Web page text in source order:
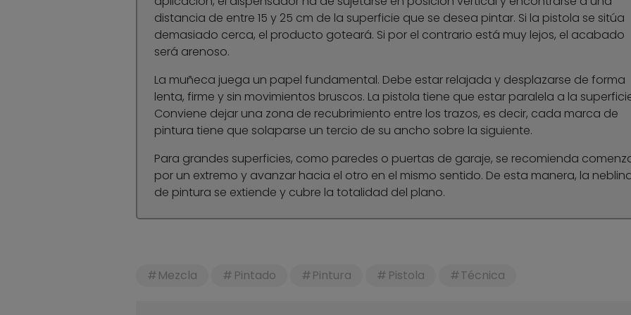
distancia de entre 15 y 25 cm de la superficie que se desea pintar. Si la pistola se sitúa
demasiado cerca, el producto goteará. Si por el contrario está muy lejos, el acabado
será arenoso.
La muñeca juega un papel fundamental. Debe estar relajada y desplazarse de forma
lenta, firme y sin movimientos bruscos. La pistola tiene que estar paralela a la
Conviene dejar una zona de recubrimiento entre los trazos, es decir, cada marca de
pintura tiene que solaparse un tercio de su ancho sobre la siguiente.
Para grandes superficies, como paredes o puertas de garaje, se recomienda
por un extremo y avanzar hacia el otro en el mismo sentido. De esta manera, la
de pintura se extiende y cubre la totalidad del plano.
Mezcla Pintado Pintura Pistola Técnica